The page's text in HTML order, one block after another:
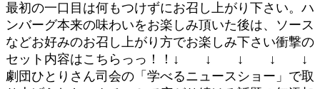
最初の一口目は何もつけずにお召し上がり下さい。ハ
ンバーグ本来の味わいをお楽しみ頂いた後は、ソース
などお好みのお召し上がり方でお楽しみ下さい衝撃の
セット内容はこちらっっ！！↓ ↓ ↓ ↓ ↓
劇団ひとりさん司会の「学べるニュースショー」で取